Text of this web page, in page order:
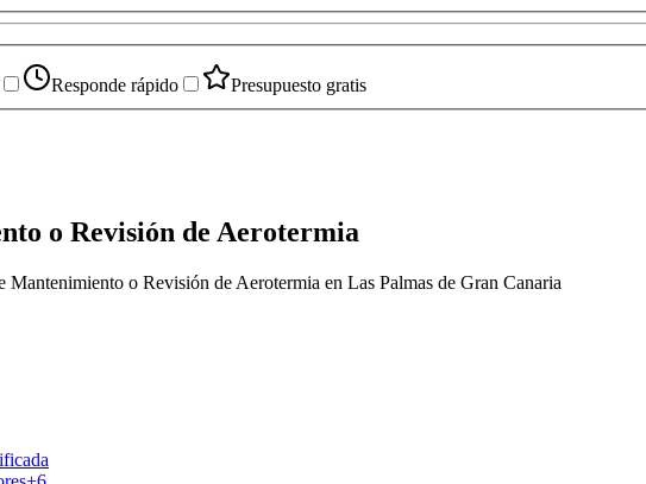
Responde rápido Presupuesto gratis
o Revisión de Aerotermia
Mantenimiento o Revisión de Aerotermia en Las Palmas de Gran Canaria